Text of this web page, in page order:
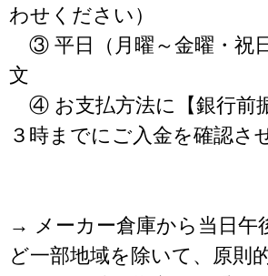
わせください）
③ 平日（月曜～金曜・祝
文
④ お支払方法に【銀行前
３時までにご入金を確認さ
→ メーカー倉庫から当日午
ど一部地域を除いて、原則